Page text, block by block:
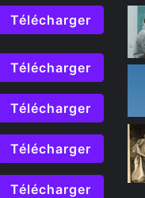
Télécharger
Télécharger
Télécharger
Télécharger
Télécharger